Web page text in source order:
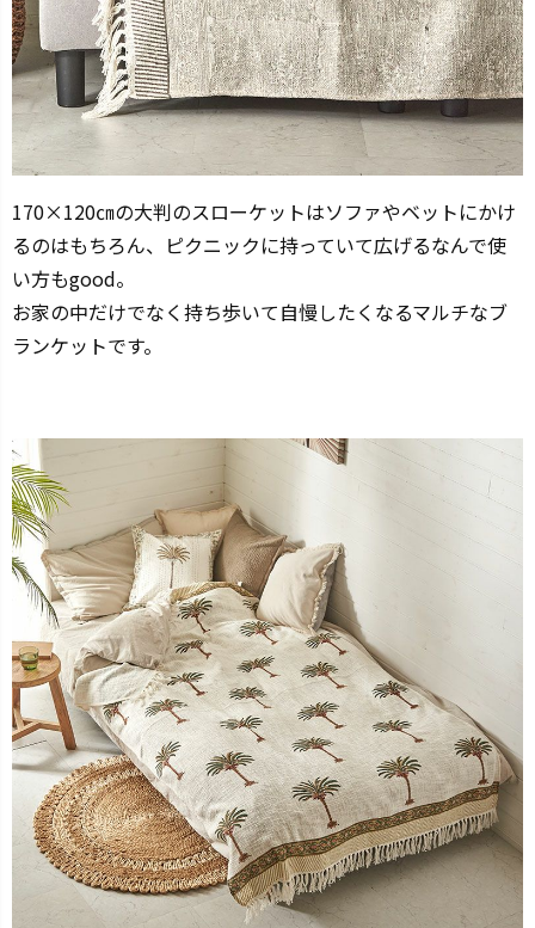
170×120㎝の大判のスローケットはソファやベットにかけ
るのはもちろん、ピクニックに持っていて広げるなんで使
い方もgood。
お家の中だけでなく持ち歩いて自慢したくなるマルチなブ
ランケットです。